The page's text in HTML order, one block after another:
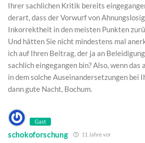
Ihrer sachlichen Kritik bereits
derart, dass der Vorwurf von
Inkorrektheit in den meisten Punkten
Und hätten Sie nicht mindestens mal
ich auf Ihren Beitrag, der ja an
sachlich eingegangen bin? Also, wenn das
in dem solche Auseinandersetzungen bei
dann gute Nacht, Bochum.
Gast
schokoforschung 11 Jahre vor